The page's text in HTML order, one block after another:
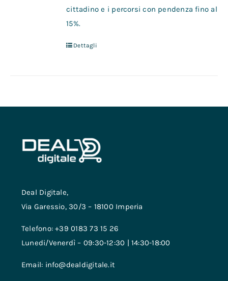
cittadino e i percorsi con pendenza fino al
15%.
Dettagli
Deal Digitale,
Via Garessio, 30/3 – 18100 Imperia
Telefono: +39 0183 73 15 26
Lunedi/Venerdì – 09:30-12:30 | 14:30-18:00
Email: info@dealdigitale.it